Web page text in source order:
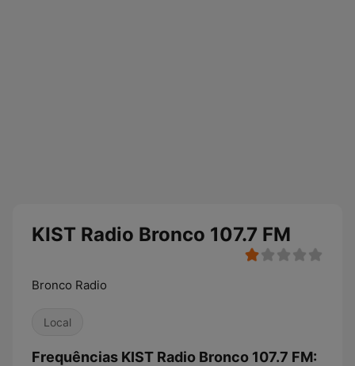
KIST Radio Bronco 107.7 FM
Bronco Radio
Local
Frequências KIST Radio Bronco 107.7 FM: